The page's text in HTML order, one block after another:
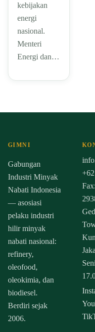
kebijakan
energi
nasional.
Menteri
Energi dan…
GIMNI
Gabungan
Industri Minyak
Nabati Indonesia
— asosiasi
pelaku industri
hilir minyak
nabati nasional:
refinery,
oleofood,
oleokimia, dan
biodiesel.
Berdiri sejak
2006.